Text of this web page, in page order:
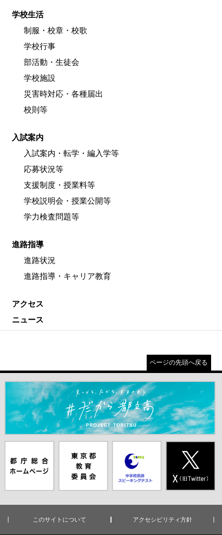
学校生活
制服・校章・校歌
学校行事
部活動・生徒会
学校施設
災害時対応・各種届出
校則等
入試案内
入試案内・転学・編入学等
応募状況等
支援制度・授業料等
学校説明会・授業公開等
学力検査問題等
進路指導
進路状況
進路指導・キャリア教育
アクセス
ニュース
ページの先頭へ戻る
＃だから都立高（別ウインドウが開きます）
ムページ（別
ウインドウが
員会（別ウイ
ンドウが開き
ピーキングテ
スト（別ウイ
ンドウが開き
（別ウインド
ウが開きま
す）
このサイトについて アクセシビリティ方針